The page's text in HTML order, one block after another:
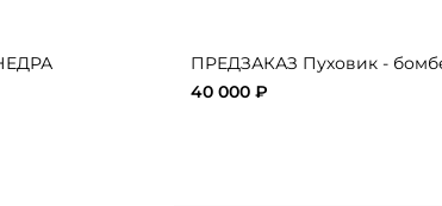
ПРЕДЗАКАЗ Пуховик -
40 000 ₽